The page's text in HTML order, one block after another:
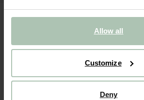
Allow all
Customize
Deny
Chocoladereep puur Hazelnoot Pistache
3.99
3.99